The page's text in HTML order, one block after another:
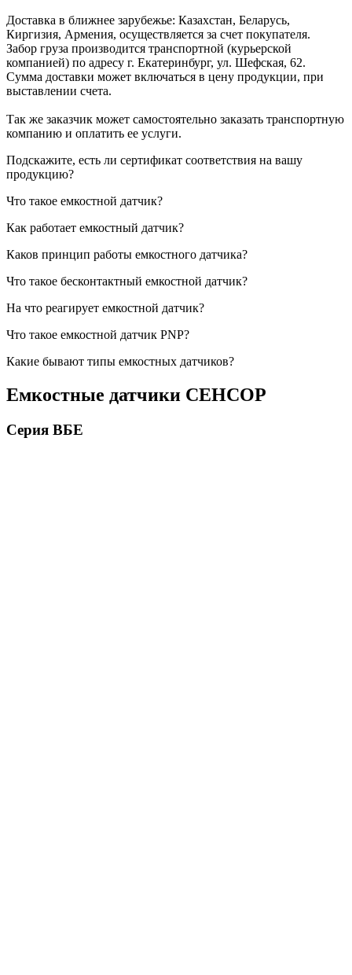
Доставка в ближнее зарубежье: Казахстан, Беларусь,
Киргизия, Армения, осуществляется за счет покупателя.
Забор груза производится транспортной (курьерской
компанией) по адресу г. Екатеринбург, ул. Шефская, 62.
Сумма доставки может включаться в цену продукции, при
выставлении счета.
Так же заказчик может самостоятельно заказать транспортную
компанию и оплатить ее услуги.
Подскажите, есть ли сертификат соответствия на вашу
продукцию?
Что такое емкостной датчик?
Как работает емкостный датчик?
Каков принцип работы емкостного датчика?
Что такое бесконтактный емкостной датчик?
На что реагирует емкостной датчик?
Что такое емкостной датчик PNP?
Какие бывают типы емкостных датчиков?
Емкостные датчики СЕНСОР
Серия ВБЕ